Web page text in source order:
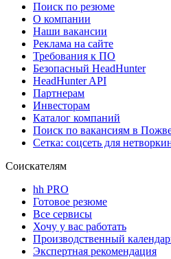
Поиск по резюме
О компании
Наши вакансии
Реклама на сайте
Требования к ПО
Безопасный HeadHunter
HeadHunter API
Партнерам
Инвесторам
Каталог компаний
Поиск по вакансиям в
Сетка: соцсеть для
Соискателям
hh PRO
Готовое резюме
Все сервисы
Хочу у вас работать
Производственный
Экспертная рекомендация